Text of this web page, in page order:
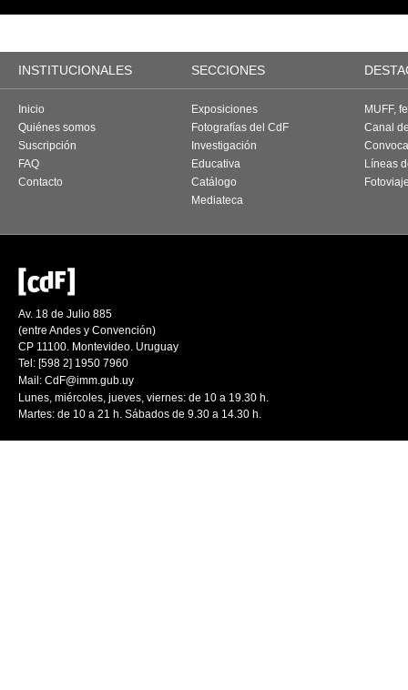
INSTITUCIONALES SECCIONES
Inicio
Quiénes somos
Suscripción
FAQ
Contacto
Exposiciones
Fotografías del CdF
Investigación
Educativa
Catálogo
Mediateca
MUFF,
Canal
Líneas
Av. 18 de Julio 885
(entre Andes y Convención)
CP 11100. Montevideo. Uruguay
Tel: [598 2] 1950 7960
Mail: CdF@imm.gub.uy
Lunes, miércoles, jueves, viernes: de 10 a 19.30 h.
Martes: de 10 a 21 h. Sábados de 9.30 a 14.30 h.